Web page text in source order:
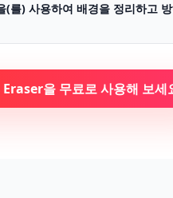
를) 사용하여 배경을 정리하고
을 무료로 사용해 보세